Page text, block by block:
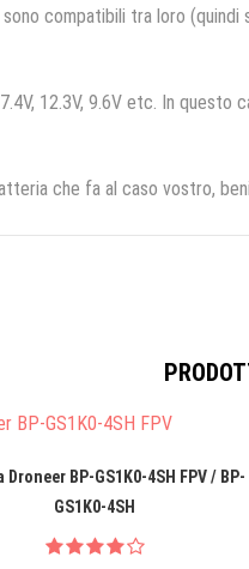
compatibili tra loro
12.3V, 9.6V etc. In
che fa al caso vostro,
Droneer BP-GS1K0-4SH FPV / BP-
GS1K0-4SH